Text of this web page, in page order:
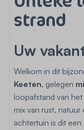
strand
Uw
Welkom in dit
Keeten, gelegen
loopafstand van
mix van rust,
achtertuin is dit